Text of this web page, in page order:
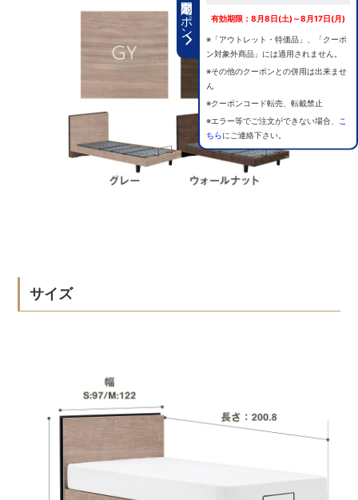
期間限定クーポン 有効期限：8月8日(土)～8月17日(月)
※「アウトレット・特価品」、「クーポ
ン対象外商品」には適用されません。
※その他のクーポンとの併用は出来ませ
ん
※クーポンコード転売、転載禁止
※エラー等でご注文ができない場合、
こ
ちらにご連絡下さい。
サイズ